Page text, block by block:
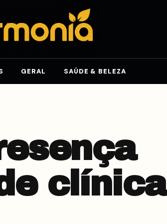
GERAL SAÚDE & BELEZA
clínica